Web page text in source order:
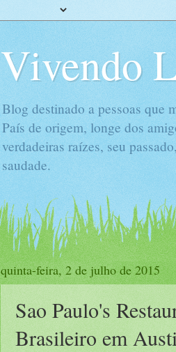
Vivendo
Blog destinado a pessoas que
País de origem, longe dos
verdadeiras raízes, seu
saudade.
quinta-feira, 2 de julho de 2015
Sao Paulo's
Brasileiro em